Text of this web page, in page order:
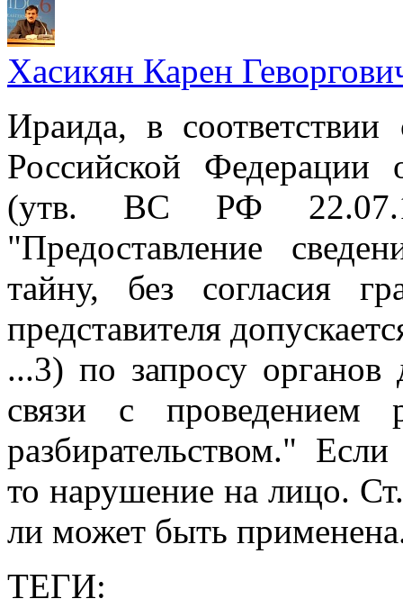
Хасикян Карен
Ираида, в соответствии
Российской Федерации
(утв. ВС РФ
"Предоставление
тайну, без согласия
представителя
...3) по запросу органов
связи с проведением
разбирательством."
то нарушение на лицо.
ли может быть
ТЕГИ: